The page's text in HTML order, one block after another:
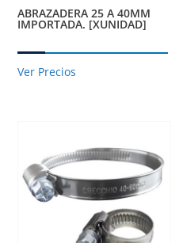
ABRAZADERA 25 A 40MM
IMPORTADA. [XUNIDAD]
Ver Precios